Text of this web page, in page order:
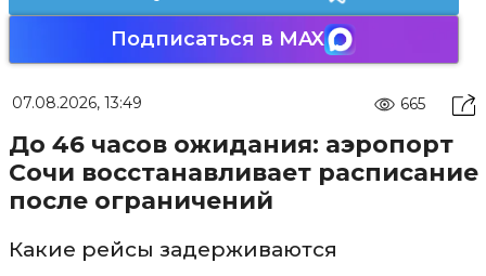
Подписаться в MAX
07.08.2026, 13:49 665
До 46 часов ожидания: аэропорт
Сочи восстанавливает расписание
после ограничений
Какие рейсы задерживаются